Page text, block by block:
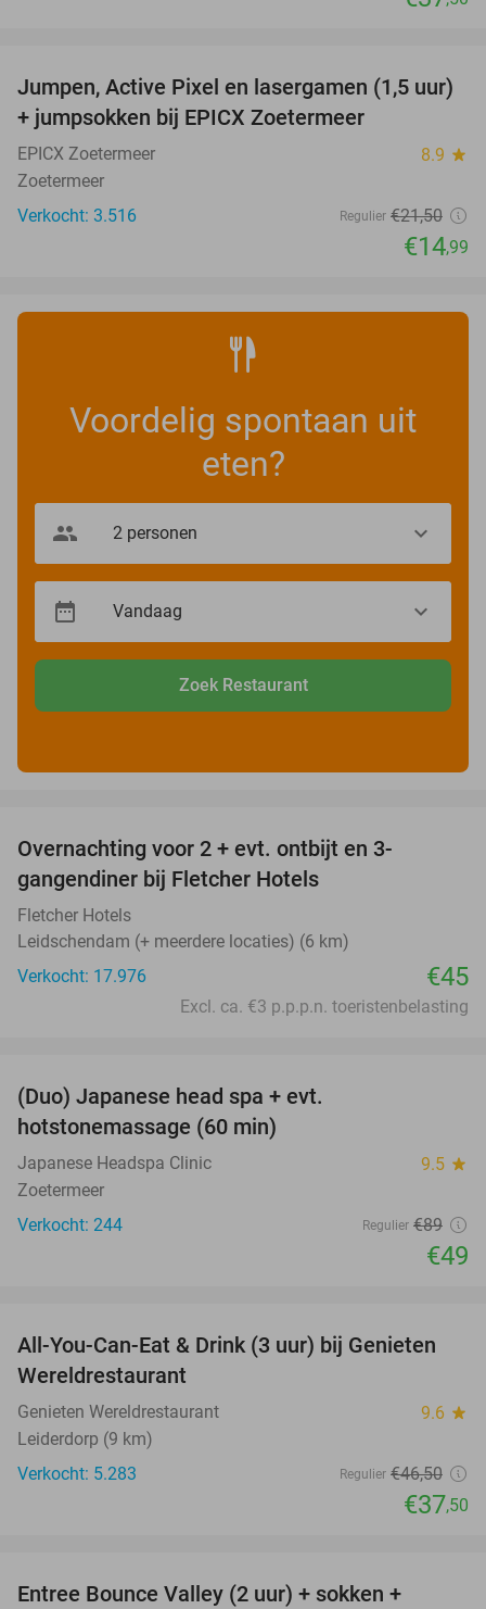
30%
Jumpen, Active Pixel en lasergamen (1,5 uur)
+ jumpsokken bij EPICX Zoetermeer
EPICX Zoetermeer 8.9 star
Zoetermeer
Verkocht: 3.516
Regulier €21,50
€14,99
Voordelig spontaan uit
eten?
Zoek Restaurant
Overnachting voor 2 + evt. ontbijt en 3-
gangendiner bij Fletcher Hotels
Fletcher Hotels
Leidschendam (+ meerdere locaties) (6 km)
Verkocht: 17.976
€45
Excl. ca. €3 p.p.p.n. toeristenbelasting
(Duo) Japanese head spa + evt.
hotstonemassage (60 min)
Japanese Headspa Clinic 9.5 star
Zoetermeer
Verkocht: 244
Regulier €89
€49
19%
All-You-Can-Eat & Drink (3 uur) bij Genieten
Wereldrestaurant
Genieten Wereldrestaurant 9.6 star
Leiderdorp (9 km)
Verkocht: 5.283
Regulier €46,50
€37,50
Entree Bounce Valley (2 uur) + sokken +